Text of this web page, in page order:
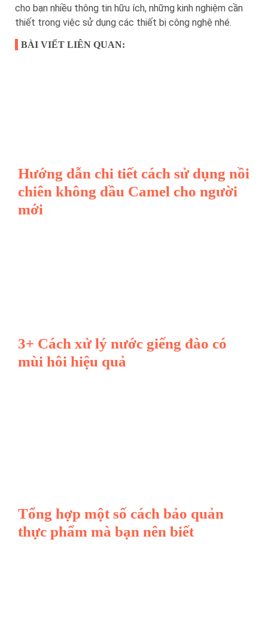
cho bạn nhiều thông tin hữu ích, những kinh nghiệm cần
thiết trong việc sử dụng các thiết bị công nghệ nhé.
BÀI VIẾT LIÊN QUAN:
Hướng dẫn chi tiết cách sử dụng nồi
chiên không dầu Camel cho người
mới
3+ Cách xử lý nước giếng đào có
mùi hôi hiệu quả
Tổng hợp một số cách bảo quản
thực phẩm mà bạn nên biết